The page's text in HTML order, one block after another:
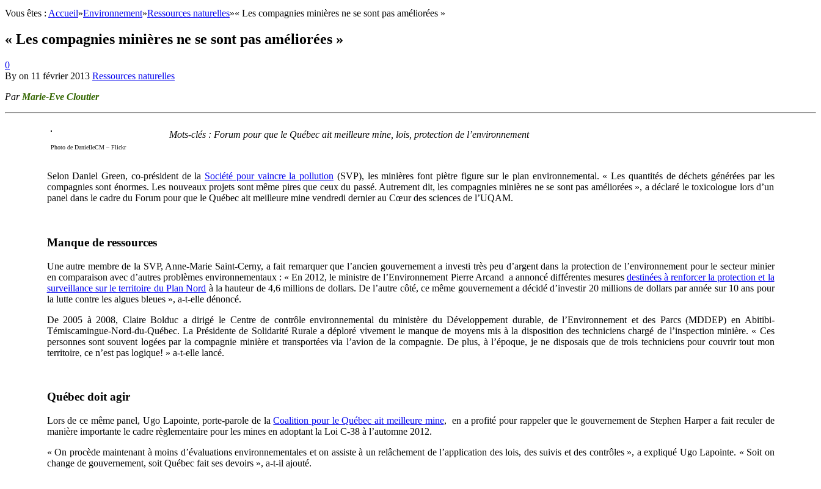
Vous êtes : Accueil»Environnement»Ressources naturelles»« Les compagnies minières ne se sont pas améliorées »
« Les compagnies minières ne se sont pas améliorées »
0
By on 11 février 2013 Ressources naturelles
Par Marie-Eve Cloutier
Photo de DanielleCM – Flickr
Mots-clés : Forum pour que le Québec ait meilleure mine, lois, protection de l’environnement
Selon Daniel Green, co-président de la Société pour vaincre la pollution (SVP), les minières font piètre figure sur le plan environnemental. « Les quantités de déchets générées par les
compagnies sont énormes. Les nouveaux projets sont même pires que ceux du passé. Autrement dit, les compagnies minières ne se sont pas améliorées », a déclaré le toxicologue lors d’un
panel dans le cadre du Forum pour que le Québec ait meilleure mine vendredi dernier au Cœur des sciences de l’UQAM.
Manque de ressources
Une autre membre de la SVP, Anne-Marie Saint-Cerny, a fait remarquer que l’ancien gouvernement a investi très peu d’argent dans la protection de l’environnement pour le secteur minier
en comparaison avec d’autres problèmes environnementaux : « En 2012, le ministre de l’Environnement Pierre Arcand a annoncé différentes mesuresdestinées à renforcer la protection et la
surveillance sur le territoire du Plan Nord à la hauteur de 4,6 millions de dollars. De l’autre côté, ce même gouvernement a décidé d’investir 20 millions de dollars par année sur 10 ans pour
la lutte contre les algues bleues », a-t-elle dénoncé.
De 2005 à 2008, Claire Bolduc a dirigé le Centre de contrôle environnemental du ministère du Développement durable, de l’Environnement et des Parcs (MDDEP) en Abitibi-
Témiscamingue-Nord-du-Québec. La Présidente de Solidarité Rurale a déploré vivement le manque de moyens mis à la disposition des techniciens chargé de l’inspection minière. « Ces
personnes sont souvent logées par la compagnie minière et transportées via l’avion de la compagnie. De plus, à l’époque, je ne disposais que de trois techniciens pour couvrir tout mon
territoire, ce n’est pas logique! » a-t-elle lancé.
Québec doit agir
Lors de ce même panel, Ugo Lapointe, porte-parole de laCoalition pour le Québec ait meilleure mine, en a profité pour rappeler que le gouvernement de Stephen Harper a fait reculer de
manière importante le cadre règlementaire pour les mines en adoptant la Loi C-38 à l’automne 2012.
« On procède maintenant à moins d’évaluations environnementales et on assiste à un relâchement de l’application des lois, des suivis et des contrôles », a expliqué Ugo Lapointe. « Soit on
change de gouvernement, soit Québec fait ses devoirs », a-t-il ajouté.